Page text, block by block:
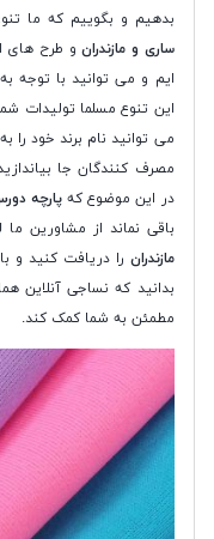
بدهیم و بگوییم که ما
ساری و مازندرانو طرح های
ایم و می توانید با توجه
این تنوع مسلما تولیدات
می توانید نام برند خود
مصرف کنندگان جا
در این موضوع کهپارچه
باقی نماند از مشاورین ما
مازندران را دریافت کنید و
بدانید که نساجی آنلاین
مطمئن به شما کمک کند.